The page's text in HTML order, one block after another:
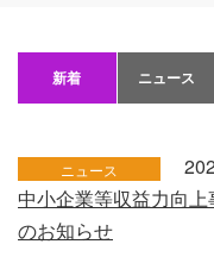
新着 ニュース
ニュース
中小企業等収益力向
のお知らせ